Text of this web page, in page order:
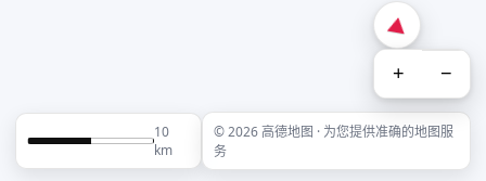
+ −
10
km
© 2026 高德地图 · 为您提供准确的地图服
务